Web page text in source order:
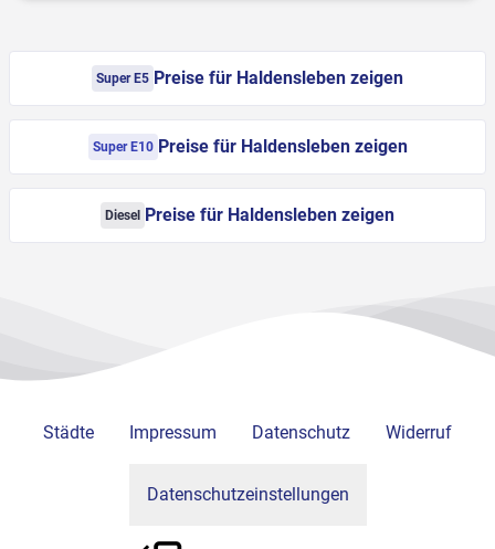
Super E5 Preise für Haldensleben zeigen
Super E10 Preise für Haldensleben zeigen
Diesel Preise für Haldensleben zeigen
Städte Impressum Datenschutz Widerruf
Datenschutzeinstellungen